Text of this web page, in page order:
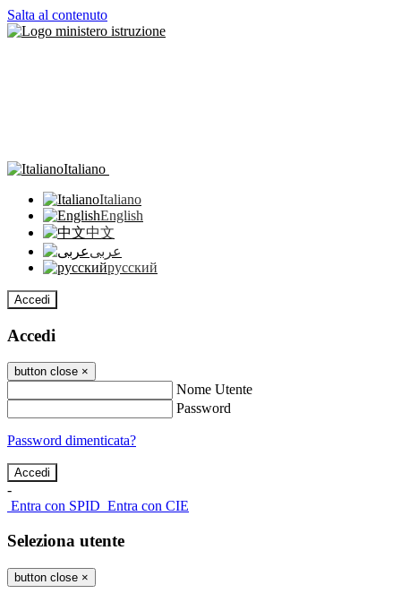
Salta al contenuto
Italiano
Italiano
English
中文
عربى
русский
Accedi
Accedi
button close ×
Nome Utente
Password
Password dimenticata?
-
Entra con SPID Entra con CIE
Seleziona utente
button close ×